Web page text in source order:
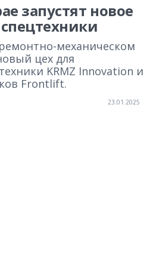
запустят новое
механическом
цех для
KRMZ Innovation и
Frontlift.
23.01.2025